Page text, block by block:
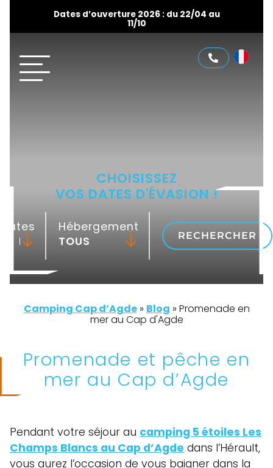
Dates d’ouverture 2026 : du 22/04 au
11/10
CHOISISSEZ
VOS DATES D'ÉVASION !
Dates
Hébergement
RECHERCHER
Camping Cap d’Agde» Blog » Promenade en
mer au Cap d'Agde
Promenade et pêche en
mer au Cap d’Agde
Pendant votre séjour au camping 5 étoiles Les
Champs Blancs au Cap d’Agde dans l’Hérault,
vous aurez l’occasion de vous baigner dans la